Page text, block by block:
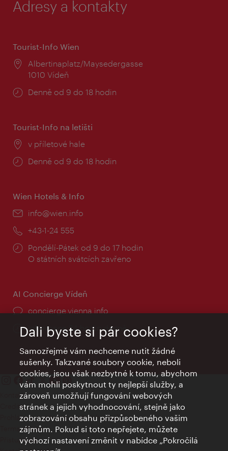
Adresy a kontakty
Tourist-Info Wien
Místo:
Albertinaplatz/Maysedergasse
1010 Vídeň
Provozní
Denně od 9 do 18 hodin
Tourist-Info na letišti
Místo:
v příletové hale
Provozní
Denně od 9 do 18 hodin
Wien Hotels & Info
E-
info@wien.info
Telefon:
+43-1-24 555
Provozní
doba:
Pondělí-Pátek od 9 do 17 hodin
O státních svátcích zavřeno
AI Concierge Vídeň
concierge.vienna.info
Informace 24 hodin denně
Kontakty
Credits
Prohlášení o ochraně osobních údajů
Terms of Use
Přístupnost
Dali byste si pár cookies?
Samozřejmě vám nechceme nutit žádné
sušenky. Takzvané soubory cookie, neboli
cookies, jsou však nezbytné k tomu, abychom
vám mohli poskytnout ty nejlepší služby, a
zároveň umožňují fungování webových
stránek a jejich vyhodnocování, stejně jako
zobrazování obsahu přizpůsobeného vašim
zájmům. Pokud si toto nepřejete, můžete
výchozí nastavení změnit v nabídce „Pokročilá